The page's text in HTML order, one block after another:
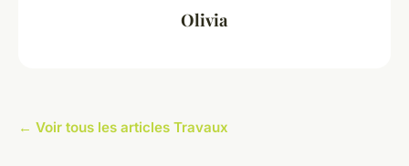
Olivia
← Voir tous les articles Travaux